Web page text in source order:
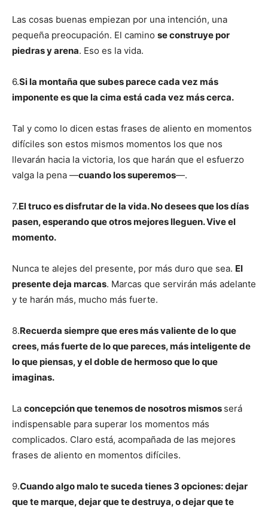
Las cosas buenas empiezan por una intención, una
pequeña preocupación. El camino se construye por
piedras y arena. Eso es la vida.
6.Si la montaña que subes parece cada vez más
imponente es que la cima está cada vez más cerca.
Tal y como lo dicen estas frases de aliento en momentos
difíciles son estos mismos momentos los que nos
llevarán hacia la victoria, los que harán que el esfuerzo
valga la pena —cuando los superemos—.
7.El truco es disfrutar de la vida. No desees que los días
pasen, esperando que otros mejores lleguen. Vive el
momento.
Nunca te alejes del presente, por más duro que sea. El
presente deja marcas. Marcas que servirán más adelante
y te harán más, mucho más fuerte.
8.Recuerda siempre que eres más valiente de lo que
crees, más fuerte de lo que pareces, más inteligente de
lo que piensas, y el doble de hermoso que lo que
imaginas.
La concepción que tenemos de nosotros mismos será
indispensable para superar los momentos más
complicados. Claro está, acompañada de las mejores
frases de aliento en momentos difíciles.
9.Cuando algo malo te suceda tienes 3 opciones: dejar
que te marque, dejar que te destruya, o dejar que te